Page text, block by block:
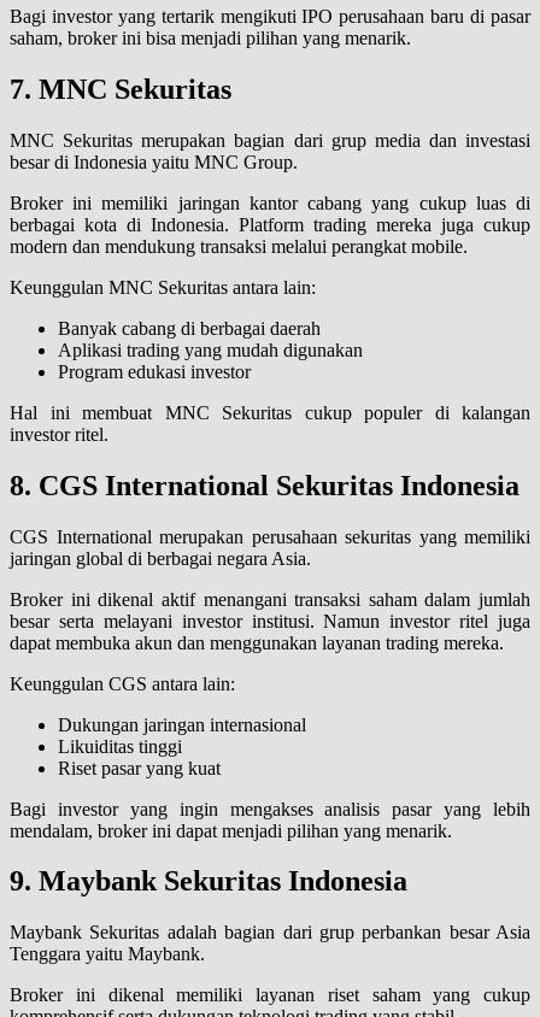
Bagi investor yang tertarik mengikuti IPO perusahaan baru di pasar
saham, broker ini bisa menjadi pilihan yang menarik.
7. MNC Sekuritas
MNC Sekuritas merupakan bagian dari grup media dan investasi
besar di Indonesia yaitu MNC Group.
Broker ini memiliki jaringan kantor cabang yang cukup luas di
berbagai kota di Indonesia. Platform trading mereka juga cukup
modern dan mendukung transaksi melalui perangkat mobile.
Keunggulan MNC Sekuritas antara lain:
Banyak cabang di berbagai daerah
Aplikasi trading yang mudah digunakan
Program edukasi investor
Hal ini membuat MNC Sekuritas cukup populer di kalangan
investor ritel.
8. CGS International Sekuritas Indonesia
CGS International merupakan perusahaan sekuritas yang memiliki
jaringan global di berbagai negara Asia.
Broker ini dikenal aktif menangani transaksi saham dalam jumlah
besar serta melayani investor institusi. Namun investor ritel juga
dapat membuka akun dan menggunakan layanan trading mereka.
Keunggulan CGS antara lain:
Dukungan jaringan internasional
Likuiditas tinggi
Riset pasar yang kuat
Bagi investor yang ingin mengakses analisis pasar yang lebih
mendalam, broker ini dapat menjadi pilihan yang menarik.
9. Maybank Sekuritas Indonesia
Maybank Sekuritas adalah bagian dari grup perbankan besar Asia
Tenggara yaitu Maybank.
Broker ini dikenal memiliki layanan riset saham yang cukup